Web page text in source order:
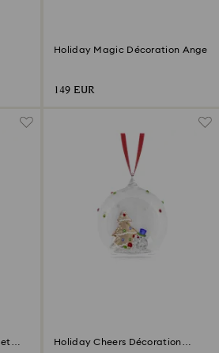
Holiday Magic Décoration Ange
149 EUR
et
Holiday Cheers Décoration